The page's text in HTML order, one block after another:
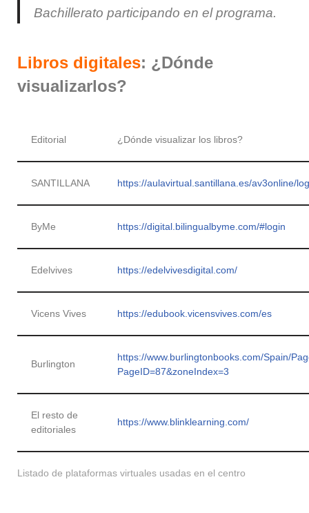
Bachillerato participando en el programa.
Libros digitales: ¿Dónde
visualizarlos?
Editorial ¿Dónde visualizar los libros?
SANTILLANA https://aulavirtual.santillana.es/av3online/
ByMe https://digital.bilingualbyme.com/#login
Edelvives https://edelvivesdigital.com/
Vicens Vives https://edubook.vicensvives.com/es
Burlington
https://www.burlingtonbooks.com/Spain/
PageID=87&zoneIndex=3
El resto de
editoriales
https://www.blinklearning.com/
Listado de plataformas virtuales usadas en el centro